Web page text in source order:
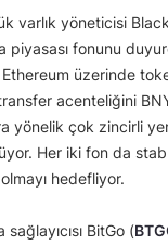
varlık yöneticisi
piyasası fonunu
üzerinde
transfer acenteliğini
yönelik çok zincirli
Her iki fon da
hedefliyor.
BitGo (